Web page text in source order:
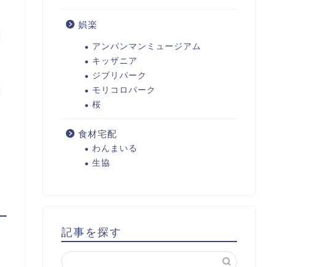
娯楽
アンパンマンミュージアム
キッザニア
ジブリパーク
モリコロパーク
桜
食材宅配
わんまいる
生協
記事を探す